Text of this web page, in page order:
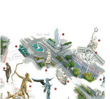
producto
tiene
múltiples
variantes.
Las